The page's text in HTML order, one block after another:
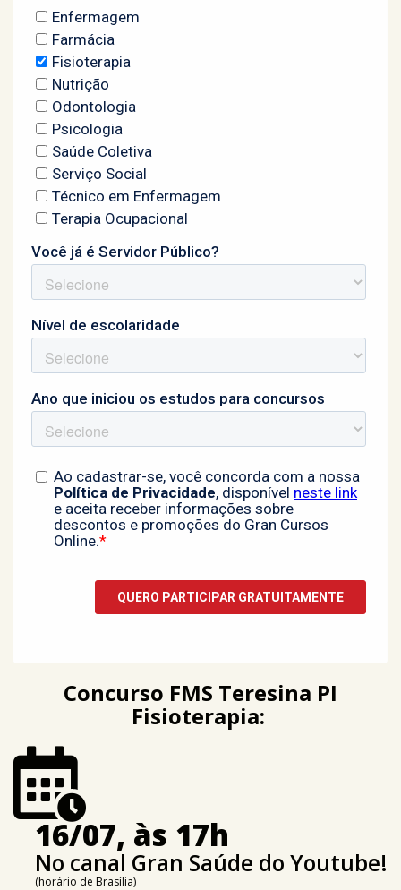
Concurso FMS Teresina PI
Fisioterapia:
16/07, às 17h
No canal Gran Saúde do Youtube!
(horário de Brasília)